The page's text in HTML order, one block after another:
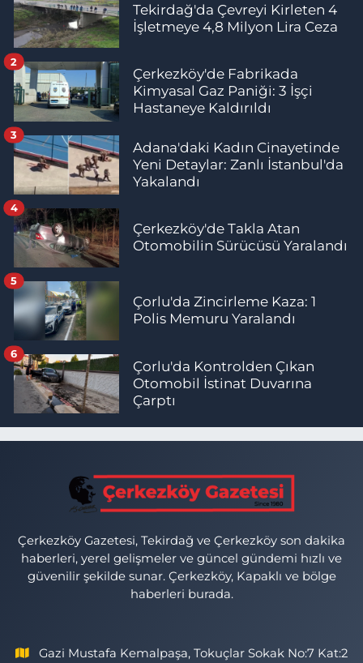
Tekirdağ'da Çevreyi Kirleten 4
İşletmeye 4,8 Milyon Lira Ceza
Çerkezköy'de Fabrikada
Kimyasal Gaz Paniği: 3 İşçi
Hastaneye Kaldırıldı
2
Adana'daki Kadın Cinayetinde
Yeni Detaylar: Zanlı İstanbul'da
Yakalandı
3
Çerkezköy'de Takla Atan
Otomobilin Sürücüsü Yaralandı
4
Çorlu'da Zincirleme Kaza: 1
Polis Memuru Yaralandı
5
Çorlu'da Kontrolden Çıkan
Otomobil İstinat Duvarına
Çarptı
6
Çerkezköy Gazetesi, Tekirdağ ve Çerkezköy son dakika
haberleri, yerel gelişmeler ve güncel gündemi hızlı ve
güvenilir şekilde sunar. Çerkezköy, Kapaklı ve bölge
haberleri burada.
Gazi Mustafa Kemalpaşa, Tokuçlar Sokak No:7 Kat:2